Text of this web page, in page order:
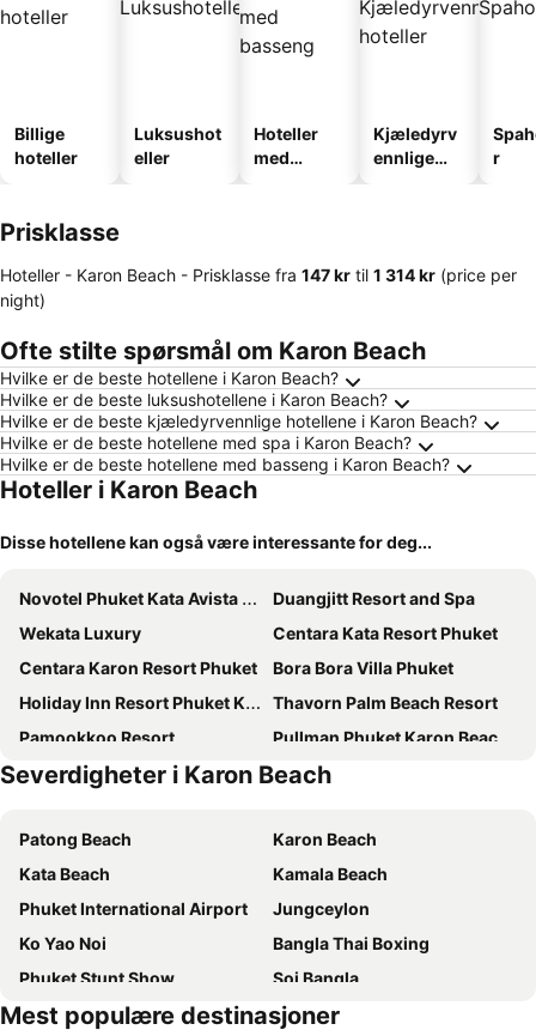
Billige
hoteller
Luksushot
eller
Hoteller
med
Kjæledyrv
ennlige
r
Prisklasse
Hoteller - Karon Beach - Prisklasse fra ‎147 kr til ‎1 314 kr (price per
night)
Ofte stilte spørsmål om Karon Beach
Hvilke er de beste hotellene i Karon Beach?
Hvilke er de beste luksushotellene i Karon Beach?
Hvilke er de beste kjæledyrvennlige hotellene i Karon Beach?
Hvilke er de beste hotellene med spa i Karon Beach?
Hvilke er de beste hotellene med basseng i Karon Beach?
Hoteller i Karon Beach
Disse hotellene kan også være interessante for deg...
Novotel Phuket Kata Avista Resort & Spa
Duangjitt Resort and Spa
Wekata Luxury
Centara Kata Resort Phuket
Centara Karon Resort Phuket
Bora Bora Villa Phuket
Holiday Inn Resort Phuket Karon Beach
Thavorn Palm Beach Resort
Pamookkoo Resort
Pullman Phuket Karon Beach Resort
Radisson RED Phuket Patong Beach
Baan Laimai Beach Resort & Spa
Rattana Beach Hotel
The Yama Hotel Phuket
Deevana Plaza Phuket Patong
The Royal Paradise Hotel & Spa
Avista Grande Phuket Karon - MGallery
Avista Hideaway Phuket Patong - MGallery
Patong Heritage
Waterfront Suites Phuket by Centara
Best Western Phuket Ocean Resort
The BluEco Hotel SHA Plus
Pacific Club Resort
SLEEP WITH ME HOTEL design hotel @ patong
Severdigheter i Karon Beach
Patong Beach
Karon Beach
Kata Beach
Kamala Beach
Phuket International Airport
Jungceylon
Ko Yao Noi
Bangla Thai Boxing
Phuket Stunt Show
Soi Bangla
Freedom Beach
Koh Racha Yai
Mest populære destinasjoner